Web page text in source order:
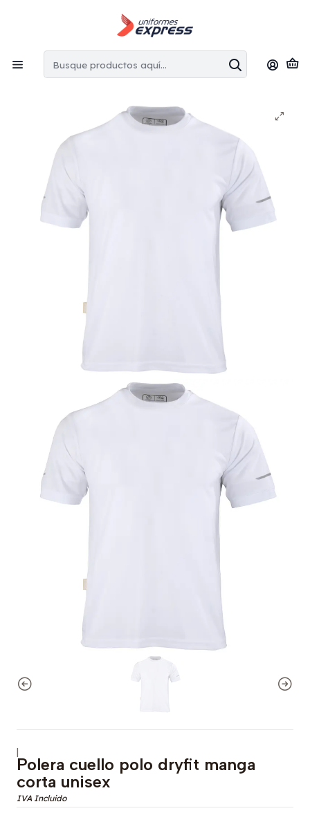
en la Región Metropolitana por copras superiores
Inicio Poleras
Polera cuello polo dryfit manga corta unisex
|
Polera cuello polo dryfit manga
corta unisex